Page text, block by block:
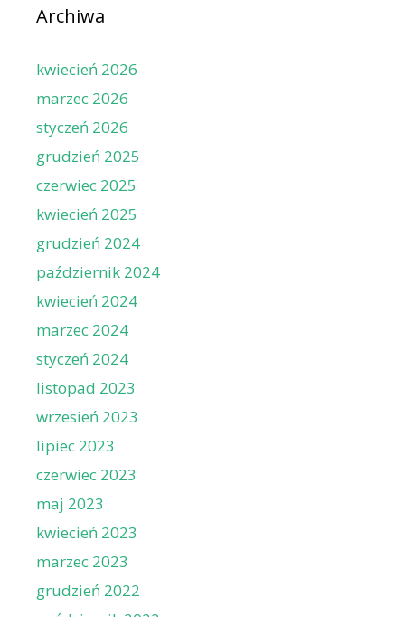
Archiwa
kwiecień 2026
marzec 2026
styczeń 2026
grudzień 2025
czerwiec 2025
kwiecień 2025
grudzień 2024
październik 2024
kwiecień 2024
marzec 2024
styczeń 2024
listopad 2023
wrzesień 2023
lipiec 2023
czerwiec 2023
maj 2023
kwiecień 2023
marzec 2023
grudzień 2022